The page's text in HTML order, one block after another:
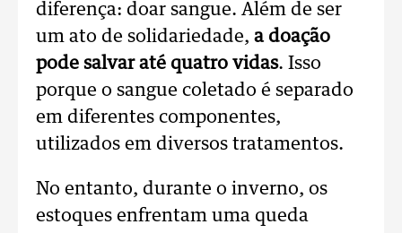
diferença: doar sangue. Além de ser
um ato de solidariedade, a doação
pode salvar até quatro vidas. Isso
porque o sangue coletado é separado
em diferentes componentes,
utilizados em diversos tratamentos.
No entanto, durante o inverno, os
estoques enfrentam uma queda